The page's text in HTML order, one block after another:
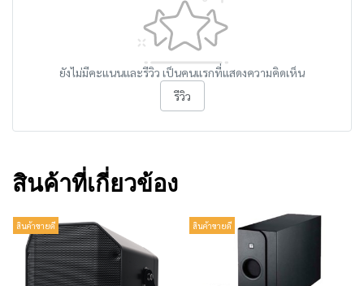
ยังไม่มีคะแนนและรีวิว เป็นคนแรกที่แสดงความคิดเห็น
รีวิว
สินค้าที่เกี่ยวข้อง
สินค้าขายดี สินค้าขายดี